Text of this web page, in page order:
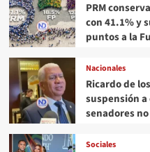
PRM
con 41.1% y
puntos a la
Nacionales
Ricardo de
suspensión
senadores
Sociales